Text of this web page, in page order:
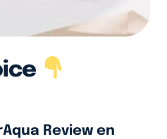
Review en